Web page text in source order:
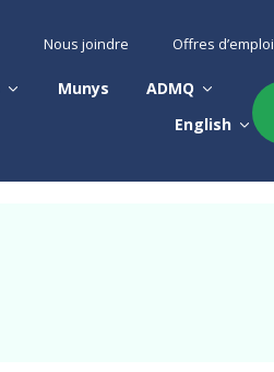
Nous joindre Offres d’emploi
Munys
ADMQ
English